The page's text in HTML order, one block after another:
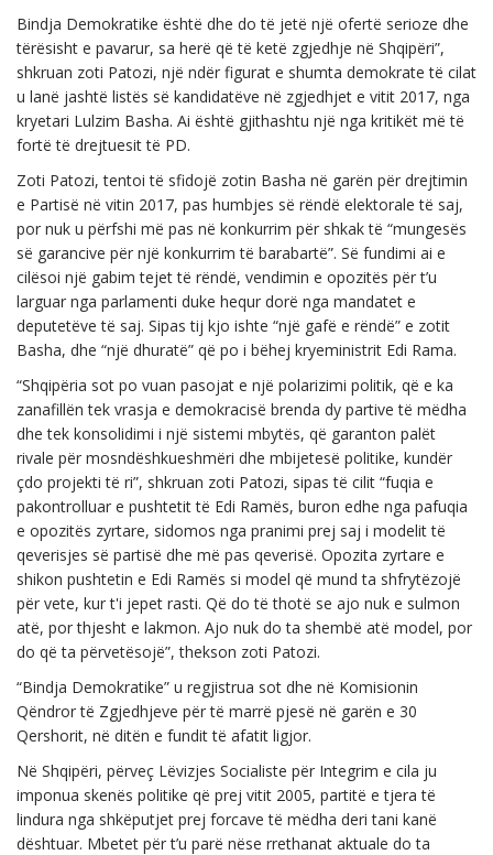
Bindja Demokratike është dhe do të jetë një ofertë serioze dhe
tërësisht e pavarur, sa herë që të ketë zgjedhje në Shqipëri”,
shkruan zoti Patozi, një ndër figurat e shumta demokrate të cilat
u lanë jashtë listës së kandidatëve në zgjedhjet e vitit 2017, nga
kryetari Lulzim Basha. Ai është gjithashtu një nga kritikët më të
fortë të drejtuesit të PD.
Zoti Patozi, tentoi të sfidojë zotin Basha në garën për drejtimin
e Partisë në vitin 2017, pas humbjes së rëndë elektorale të saj,
por nuk u përfshi më pas në konkurrim për shkak të “mungesës
së garancive për një konkurrim të barabartë”. Së fundimi ai e
cilësoi një gabim tejet të rëndë, vendimin e opozitës për t’u
larguar nga parlamenti duke hequr dorë nga mandatet e
deputetëve të saj. Sipas tij kjo ishte “një gafë e rëndë” e zotit
Basha, dhe “një dhuratë” që po i bëhej kryeministrit Edi Rama.
“Shqipëria sot po vuan pasojat e një polarizimi politik, që e ka
zanafillën tek vrasja e demokracisë brenda dy partive të mëdha
dhe tek konsolidimi i një sistemi mbytës, që garanton palët
rivale për mosndëshkueshmëri dhe mbijetesë politike, kundër
çdo projekti të ri”, shkruan zoti Patozi, sipas të cilit “fuqia e
pakontrolluar e pushtetit të Edi Ramës, buron edhe nga pafuqia
e opozitës zyrtare, sidomos nga pranimi prej saj i modelit të
qeverisjes së partisë dhe më pas qeverisë. Opozita zyrtare e
shikon pushtetin e Edi Ramës si model që mund ta shfrytëzojë
për vete, kur t'i jepet rasti. Që do të thotë se ajo nuk e sulmon
atë, por thjesht e lakmon. Ajo nuk do ta shembë atë model, por
do që ta përvetësojë”, thekson zoti Patozi.
“Bindja Demokratike” u regjistrua sot dhe në Komisionin
Qëndror të Zgjedhjeve për të marrë pjesë në garën e 30
Qershorit, në ditën e fundit të afatit ligjor.
Në Shqipëri, përveç Lëvizjes Socialiste për Integrim e cila ju
imponua skenës politike që prej vitit 2005, partitë e tjera të
lindura nga shkëputjet prej forcave të mëdha deri tani kanë
dështuar. Mbetet për t’u parë nëse rrethanat aktuale do ta